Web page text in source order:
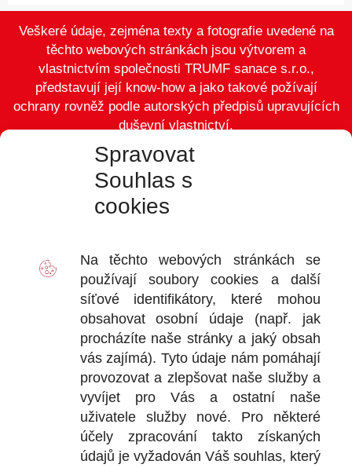
Spravovat
Souhlas s
cookies
Na těchto webových stránkách se
používají souborycookies a další
síťové identifikátory, které mohou
obsahovat osobní údaje (např. jak
procházíte naše stránky a jaký obsah
vás zajímá). Tyto údaje nám pomáhají
provozovat a zlepšovat naše služby a
vyvíjet pro Vás a ostatní naše
uživatele služby nové. Pro některé
účely zpracování takto získaných
údajů je vyžadován Váš souhlas, který
Veškeré údaje, zejména texty a fotografie uvedené na
těchto webových stránkách jsou výtvorem a
vlastnictvím společnosti TRUMF sanace s.r.o.,
představují její know-how a jako takové požívají
ochrany rovněž podle autorských předpisů upravujících
duševní vlastnictví.
Obchodní